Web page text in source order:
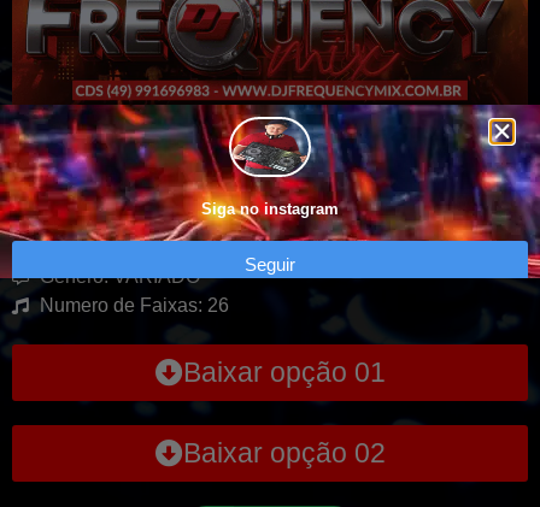
CD Equipe Tormento – Chapecó SC –
Vol.2
Genero: VARIADO
Numero de Faixas: 26
Baixar opção 01
Baixar opção 02
Siga no instagram
Seguir